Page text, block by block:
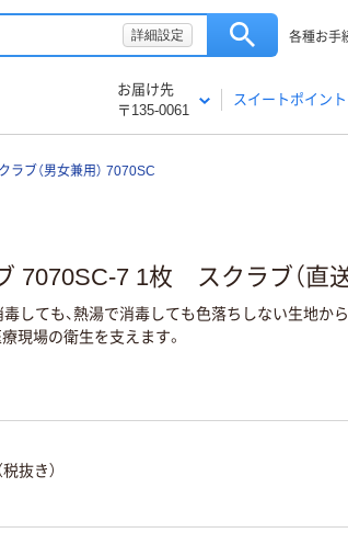
詳細設定 各種お手
お届け先
〒135-0061
スイートポイント
ラブ（男女兼用） 7070SC
7070SC-7 1枚 スクラブ（直送
しても、熱湯で消毒しても色落ちしない生地か
現場の衛生を支えます。
抜き）